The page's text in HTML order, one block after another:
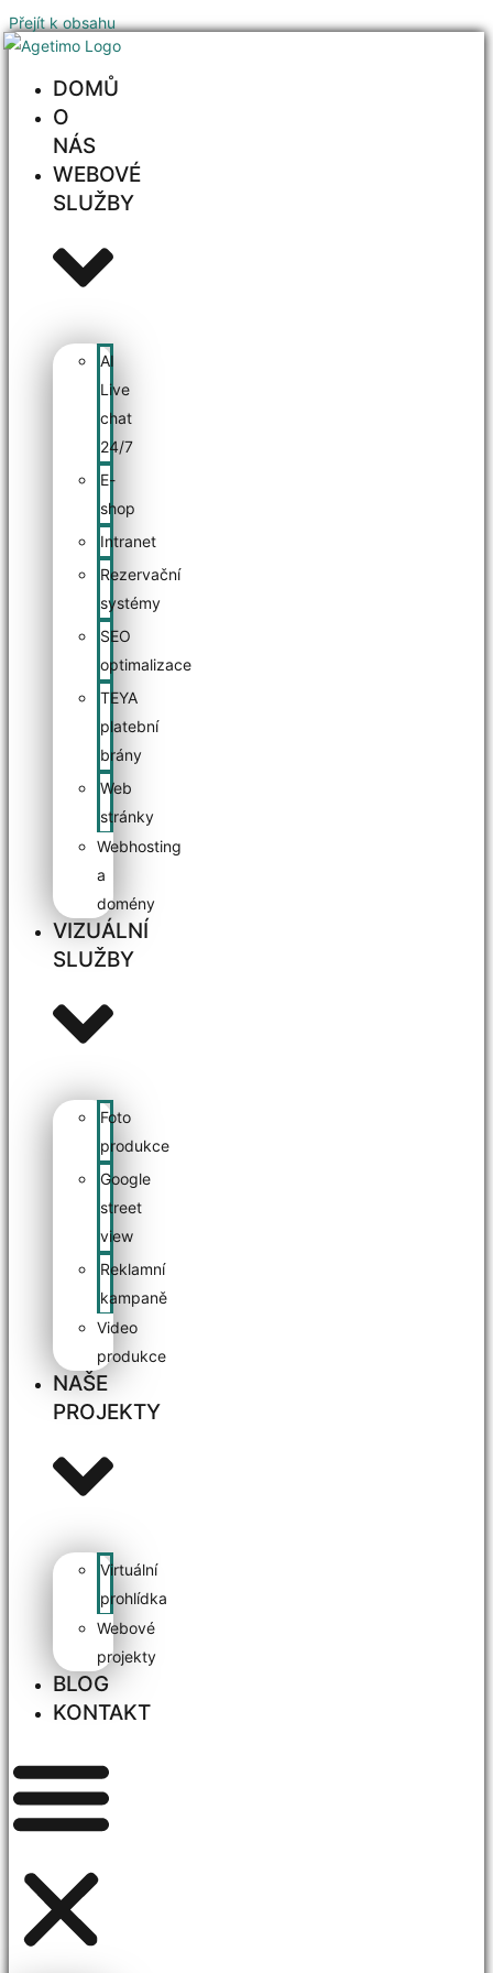
Přejít k obsahu
DOMŮ
O
NÁS
WEBOVÉ
SLUŽBY
AI
Live
chat
24/7
E-
shop
Intranet
Rezervační
systémy
SEO
optimalizace
TEYA
platební
brány
Web
stránky
Webhosting
a
domény
VIZUÁLNÍ
SLUŽBY
Foto
produkce
Google
street
view
Reklamní
kampaně
Video
produkce
NAŠE
PROJEKTY
Virtuální
prohlídka
Webové
projekty
BLOG
KONTAKT